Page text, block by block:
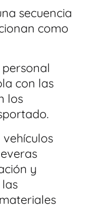
secuencia
como
personal
con las
los
vehículos
y